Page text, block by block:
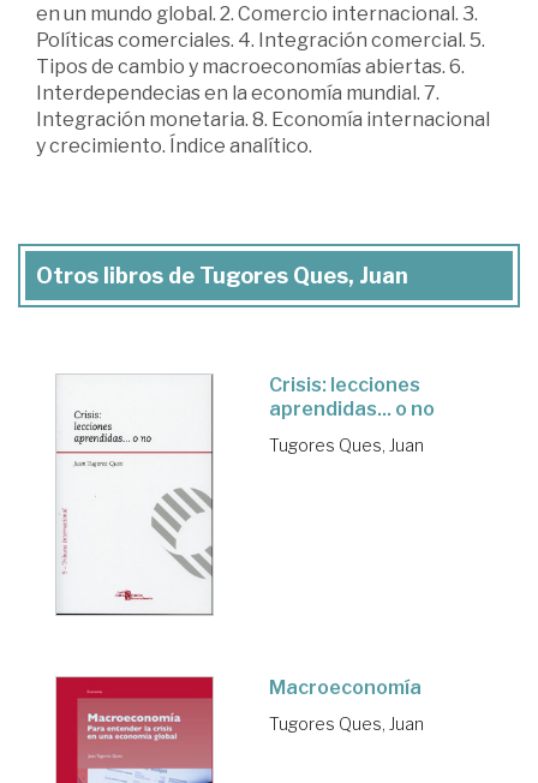
en un mundo global. 2. Comercio internacional. 3.
Políticas comerciales. 4. Integración comercial. 5.
Tipos de cambio y macroeconomías abiertas. 6.
Interdependecias en la economía mundial. 7.
Integración monetaria. 8. Economía internacional
y crecimiento. Índice analítico.
Otros libros de Tugores Ques, Juan
Crisis: lecciones
aprendidas... o no
Tugores Ques, Juan
Macroeconomía
Tugores Ques, Juan